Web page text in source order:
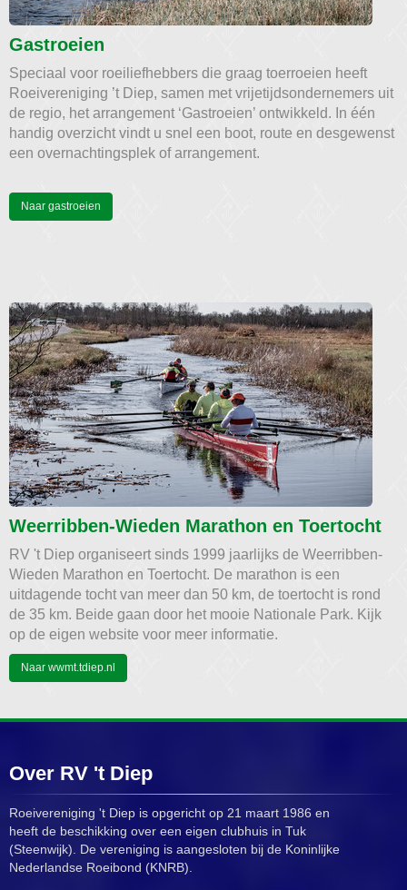
Gastroeien
Speciaal voor roeiliefhebbers die graag toerroeien heeft
Roeivereniging ’t Diep, samen met vrijetijdsondernemers uit
de regio, het arrangement ‘Gastroeien’ ontwikkeld. In één
handig overzicht vindt u snel een boot, route en desgewenst
een overnachtingsplek of arrangement.
Naar gastroeien
Weerribben-Wieden Marathon en Toertocht
RV 't Diep organiseert sinds 1999 jaarlijks de Weerribben-
Wieden Marathon en Toertocht. De marathon is een
uitdagende tocht van meer dan 50 km, de toertocht is rond
de 35 km. Beide gaan door het mooie Nationale Park. Kijk
op de eigen website voor meer informatie.
Naar wwmt.tdiep.nl
Over RV 't Diep
Roeivereniging 't Diep is opgericht op 21 maart 1986 en
heeft de beschikking over een eigen clubhuis in Tuk
(Steenwijk). De vereniging is aangesloten bij de Koninlijke
Nederlandse Roeibond (KNRB).